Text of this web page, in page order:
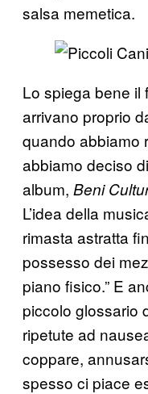
salsa memetica.
Lo spiega bene il
arrivano proprio
quando abbiamo
abbiamo deciso
album, Beni
L’idea della
rimasta astratta
possesso dei
piano fisico.” E
piccolo glossario
ripetute ad
coppare,
spesso ci piace